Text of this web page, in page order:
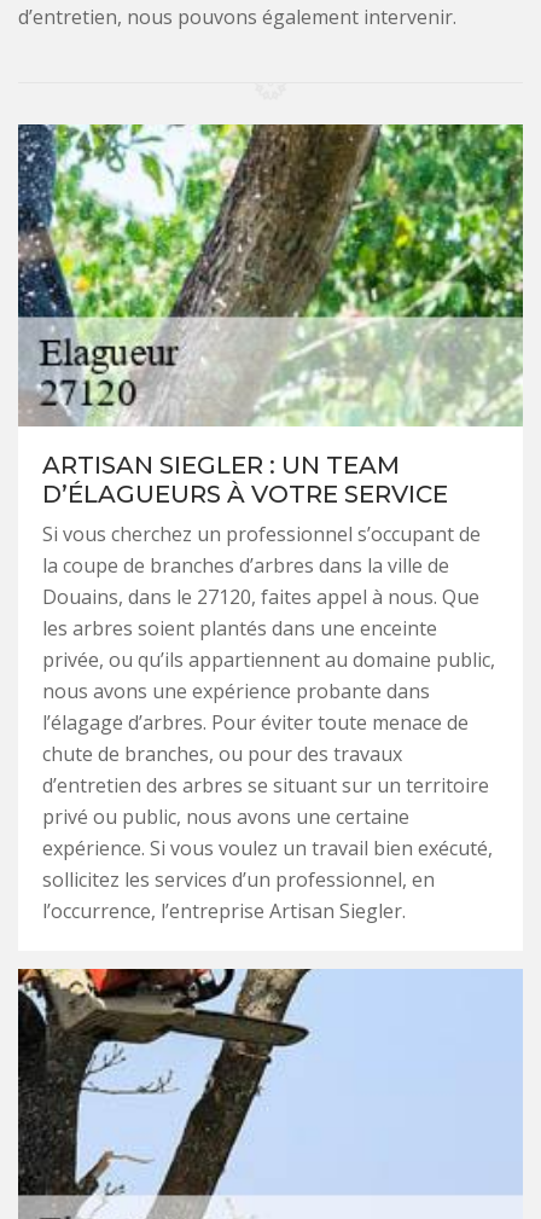
d’entretien, nous pouvons également intervenir.
ARTISAN SIEGLER : UN TEAM
D’ÉLAGUEURS À VOTRE SERVICE
Si vous cherchez un professionnel s’occupant de
la coupe de branches d’arbres dans la ville de
Douains, dans le 27120, faites appel à nous. Que
les arbres soient plantés dans une enceinte
privée, ou qu’ils appartiennent au domaine public,
nous avons une expérience probante dans
l’élagage d’arbres. Pour éviter toute menace de
chute de branches, ou pour des travaux
d’entretien des arbres se situant sur un territoire
privé ou public, nous avons une certaine
expérience. Si vous voulez un travail bien exécuté,
sollicitez les services d’un professionnel, en
l’occurrence, l’entreprise Artisan Siegler.